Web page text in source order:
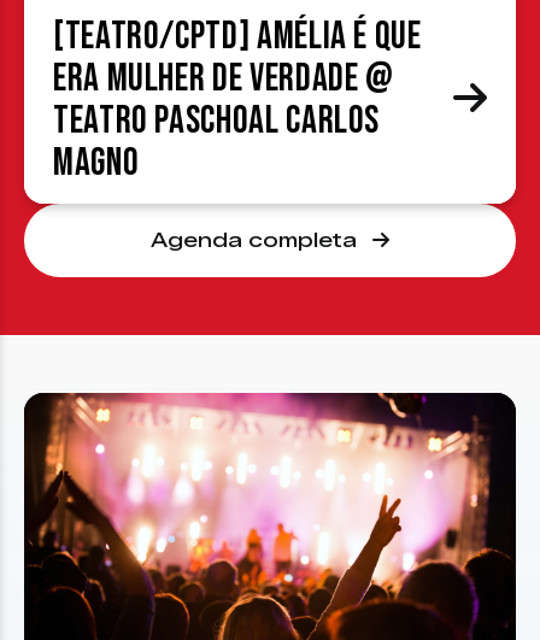
[TEATRO/CPTD] Amélia é que
era mulher de verdade @
Teatro Paschoal Carlos
Magno
Agenda completa